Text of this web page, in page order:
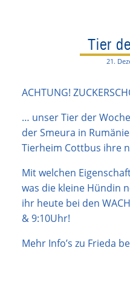
Tier
21.
ACHTUNG!
… unser Tier der
der Smeura in
Tierheim Cottbus ihre
Mit welchen
was die kleine Hündin
ihr heute bei den
& 9:10Uhr!
Mehr Info’s zu Frieda